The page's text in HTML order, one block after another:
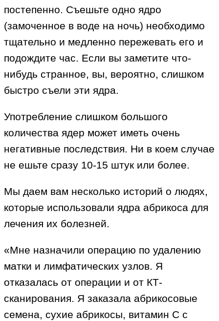
постепенно. Съешьте одно ядро
(замоченное в воде на ночь) необходимо
тщательно и медленно пережевать его ​​и
подождите час. Если вы заметите что-
нибудь странное, вы, вероятно, слишком
быстро съели эти ядра.
Употребление слишком большого
количества ядер может иметь очень
негативные последствия. Ни в коем случае
не ешьте сразу 10-15 штук или более.
Мы даем вам несколько историй о людях,
которые использовали ядра абрикоса для
лечения их болезней.
«Мне назначили операцию по удалению
матки и лимфатических узлов. Я
отказалась от операции и от КТ-
сканирования. Я заказала абрикосовые
семена, сухие абрикосы, витамин С с